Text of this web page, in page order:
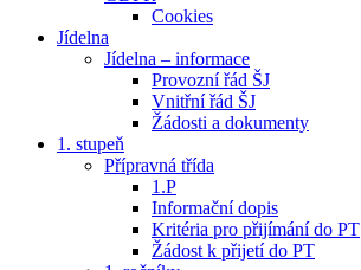
Cookies
Jídelna
Jídelna – informace
Provozní řád ŠJ
Vnitřní řád ŠJ
Žádosti a dokumenty
1. stupeň
Přípravná třída
1.P
Informační dopis
Kritéria pro přijímání do PT
Žádost k přijetí do PT